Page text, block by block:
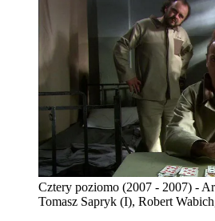
Cztery poziomo (2007 - 2007) -
Tomasz Sapryk (I), Robert